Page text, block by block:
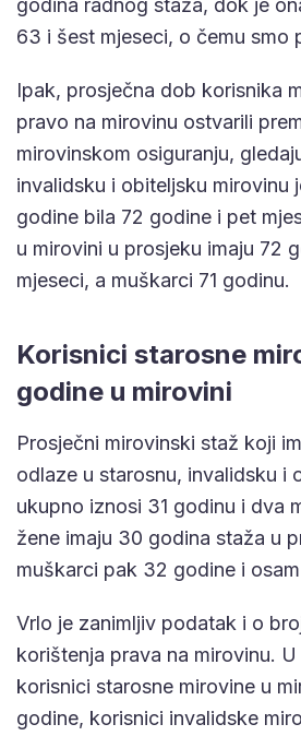
63 i šest mjeseci, o čemu smo
Ipak, prosječna dob korisnika
pravo na mirovinu ostvarili
mirovinskom osiguranju,
invalidsku i obiteljsku mirovinu
godine bila 72 godine i pet
u mirovini u prosjeku imaju 72
mjeseci, a muškarci 71 godinu.
Korisnici starosne
godine u mirovini
Prosječni mirovinski staž koji
odlaze u starosnu, invalidsku i
ukupno iznosi 31 godinu i dva
žene imaju 30 godina staža u
muškarci pak 32 godine i
Vrlo je zanimljiv podatak i o
korištenja prava na mirovinu.
korisnici starosne mirovine u
godine, korisnici invalidske